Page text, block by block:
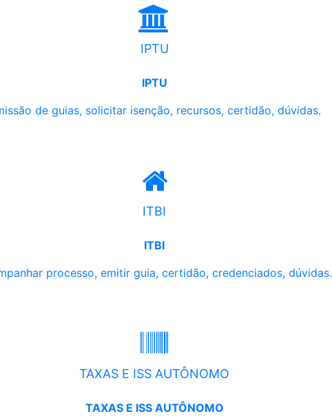
IPTU
IPTU
de guias, solicitar isenção, recursos, certidão, dúvidas.
ITBI
ITBI
processo, emitir guia, certidão, credenciados, dúvidas.
TAXAS E ISS AUTÔNOMO
TAXAS E ISS AUTÔNOMO